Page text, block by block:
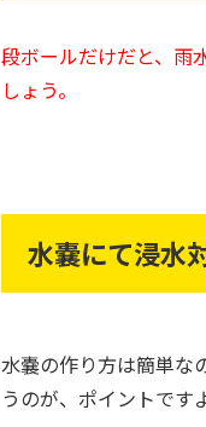
段ボールだけだと、雨
しょう。
水嚢にて浸水
水嚢の作り方は簡単な
うのが、ポイントです